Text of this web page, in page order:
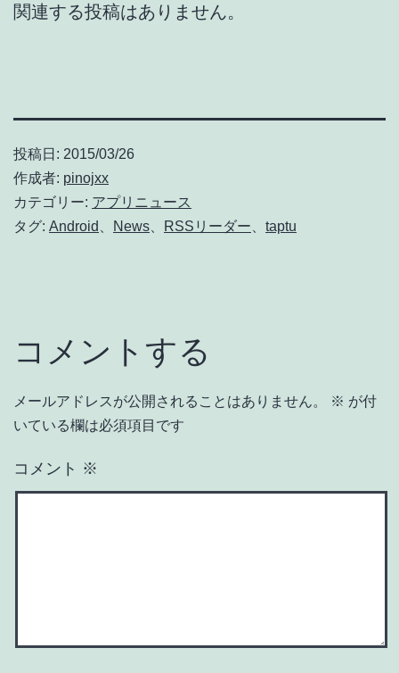
関連する投稿はありません。
投稿日: 2015/03/26
作成者: pinojxx
カテゴリー: アプリニュース
タグ: Android News RSSリーダー taptu
コメントする
メールアドレスが公開されることはありません。 ※ が付
いている欄は必須項目です
コメント ※